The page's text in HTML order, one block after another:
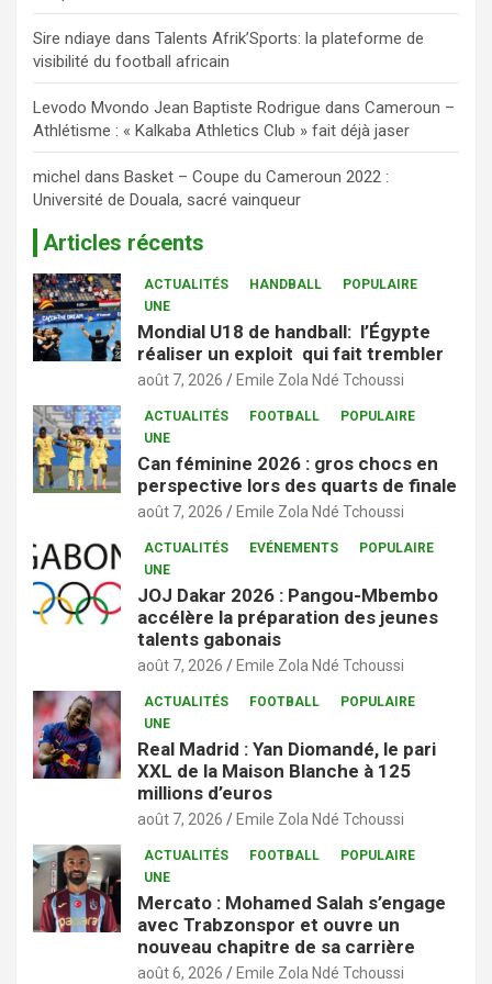
Sire ndiaye dans Talents Afrik’Sports: la plateforme de
visibilité du football africain
Levodo Mvondo Jean Baptiste Rodrigue dans Cameroun –
Athlétisme : « Kalkaba Athletics Club » fait déjà jaser
michel dans Basket – Coupe du Cameroun 2022 :
Université de Douala, sacré vainqueur
Articles récents
ACTUALITÉS HANDBALL
POPULAIRE
UNE
Mondial U18 de handball: l’Égypte
réaliser un exploit qui fait trembler
août 7, 2026 Emile Zola Ndé Tchoussi
ACTUALITÉS FOOTBALL
POPULAIRE
UNE
Can féminine 2026 : gros chocs en
perspective lors des quarts de finale
août 7, 2026 Emile Zola Ndé Tchoussi
ACTUALITÉS EVÉNEMENTS
POPULAIRE
UNE
JOJ Dakar 2026 : Pangou-Mbembo
accélère la préparation des jeunes
talents gabonais
août 7, 2026 Emile Zola Ndé Tchoussi
ACTUALITÉS FOOTBALL
POPULAIRE
UNE
Real Madrid : Yan Diomandé, le pari
XXL de la Maison Blanche à 125
millions d’euros
août 7, 2026 Emile Zola Ndé Tchoussi
ACTUALITÉS FOOTBALL
POPULAIRE
UNE
Mercato : Mohamed Salah s’engage
avec Trabzonspor et ouvre un
nouveau chapitre de sa carrière
août 6, 2026 Emile Zola Ndé Tchoussi